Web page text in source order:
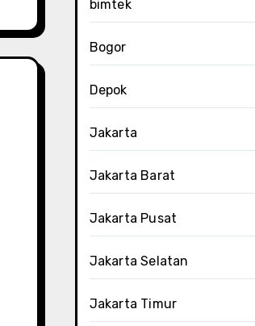
bimtek
Bogor
Depok
Jakarta
Jakarta Barat
Jakarta Pusat
Jakarta Selatan
Jakarta Timur